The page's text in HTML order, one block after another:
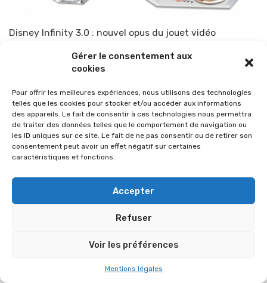
Gérer le consentement aux
cookies
Pour offrir les meilleures expériences, nous utilisons des technologies
telles que les cookies pour stocker et/ou accéder aux informations
des appareils. Le fait de consentir à ces technologies nous permettra
de traiter des données telles que le comportement de navigation ou
les ID uniques sur ce site. Le fait de ne pas consentir ou de retirer son
consentement peut avoir un effet négatif sur certaines
caractéristiques et fonctions.
Accepter
Refuser
Voir les préférences
Mentions légales
Disney Infinity 3.0 : nouvel opus du jouet vidéo
© 2026 Im-presse. Tous droits réservés.
MENTIONS LÉGALES